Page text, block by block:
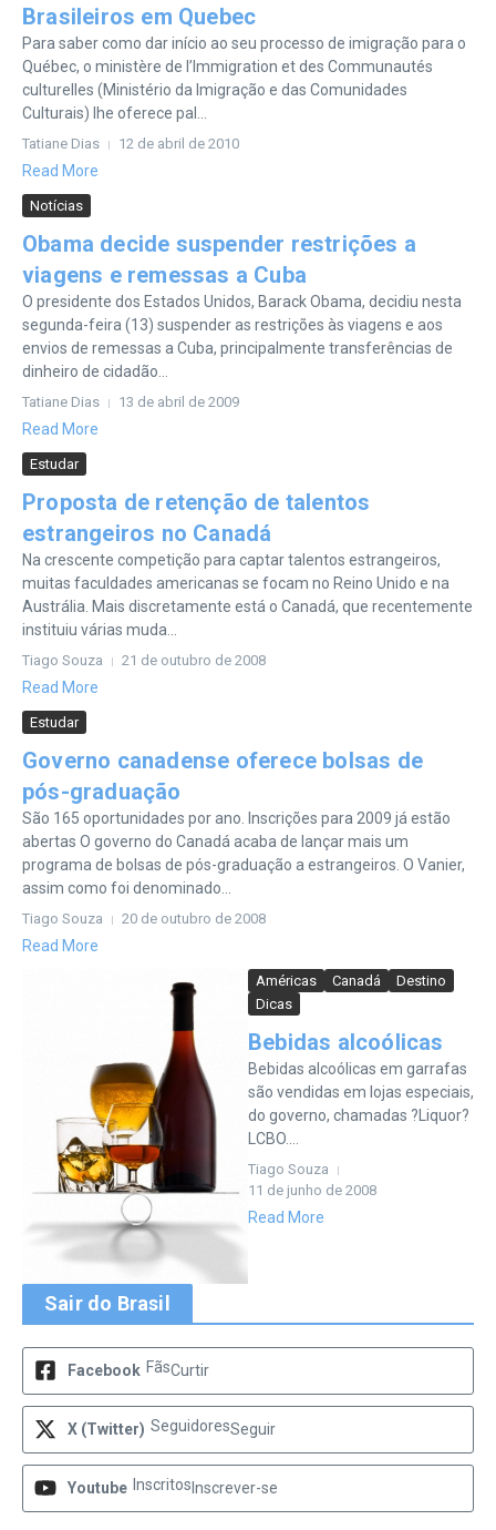
Brasileiros em Quebec
Para saber como dar início ao seu processo de imigração para o
Québec, o ministère de l’Immigration et des Communautés
culturelles (Ministério da Imigração e das Comunidades
Culturais) lhe oferece pal...
Tatiane Dias 12 de abril de 2010
Read More
Notícias
Obama decide suspender restrições a
viagens e remessas a Cuba
O presidente dos Estados Unidos, Barack Obama, decidiu nesta
segunda-feira (13) suspender as restrições às viagens e aos
envios de remessas a Cuba, principalmente transferências de
dinheiro de cidadão...
Tatiane Dias 13 de abril de 2009
Read More
Estudar
Proposta de retenção de talentos
estrangeiros no Canadá
Na crescente competição para captar talentos estrangeiros,
muitas faculdades americanas se focam no Reino Unido e na
Austrália. Mais discretamente está o Canadá, que recentemente
instituiu várias muda...
Tiago Souza 21 de outubro de 2008
Read More
Estudar
Governo canadense oferece bolsas de
pós-graduação
São 165 oportunidades por ano. Inscrições para 2009 já estão
abertas O governo do Canadá acaba de lançar mais um
programa de bolsas de pós-graduação a estrangeiros. O Vanier,
assim como foi denominado...
Tiago Souza 20 de outubro de 2008
Read More
Américas Canadá
Destino
Dicas
Bebidas alcoólicas
Bebidas alcoólicas em garrafas
são vendidas em lojas especiais,
do governo, chamadas ?Liquor?
LCBO....
Tiago Souza
11 de junho de 2008
Read More
Sair do Brasil
Facebook FãsCurtir
X (Twitter) SeguidoresSeguir
Youtube Inscritos Inscrever-se